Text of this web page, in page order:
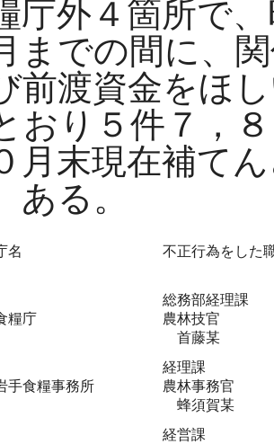
外４箇所で、
までの間に、
前渡資金をほ
おり５件７，
月末現在補て
ある。
名 不正行為をした
糧庁
総務部経理課
農林技官
首藤某
手食糧事務所
経理課
農林事務官
蜂須賀某
経営課